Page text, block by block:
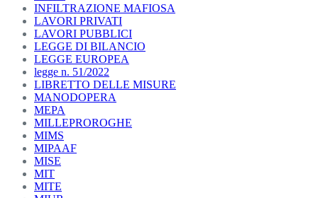
INFILTRAZIONE MAFIOSA
LAVORI PRIVATI
LAVORI PUBBLICI
LEGGE DI BILANCIO
LEGGE EUROPEA
legge n. 51/2022
LIBRETTO DELLE MISURE
MANODOPERA
MEPA
MILLEPROROGHE
MIMS
MIPAAF
MISE
MIT
MITE